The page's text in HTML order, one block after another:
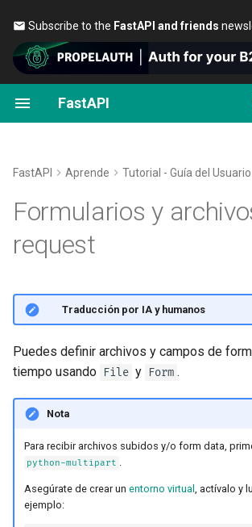
Subscribe to the FastAPI and friends
FastAPI
de - Deutsch
es - español
ko - 한국어
pt -
ru - русский
tr - Türkçe
zh-hant - 繁
Importa File y Form
Clases como dependencias
decoradores de path
Dependencias con yield
Seguridad - Primeros pasos
y Bearer
OAuth2 con Password (y
Transmitir datos
Path Operation
Códigos de Estado
Response Personalizado -
HTML, Stream, Archivo, otros
OpenAPI
Cookies de Response
Headers de Response
Sobre las versiones de
FastAPI Cloud
Sobre HTTPS
Ejecutar un Servidor
Conceptos de
Implementación
Despliega FastAPI en
Servidores Workers - Uvicorn
con Workers
FastAPI en Contenedores -
Docker
General - Cómo Hacer -
Migra de Pydantic v1 a
OpenAPI condicional
Extender OpenAPI
Separación de Esquemas
OpenAPI para Entrada y
Salida o No
Recursos Estáticos
Personalizados para la Docs
FastAPI class
Dependencies - Depends()
and Security()
Background Tasks -
BackgroundTasks
Request class
FastAPI People
External Links
FastAPI and friends
newsletter
Alternativas, Inspiración y
Historia, Diseño y Futuro
Benchmarks
Repository Management
FastAPI Aprende Tutorial - Guía del Usuario
Formularios y
request
🌐 Traducción por IA y humanos
Puedes definir archivos y campos de
tiempo usando File y Form .
Nota
Para recibir archivos subidos y/o form data,
python-multipart .
Asegúrate de crear un entorno virtual , actívalo y
ejemplo: